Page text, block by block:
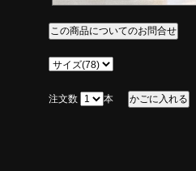
注文数 本